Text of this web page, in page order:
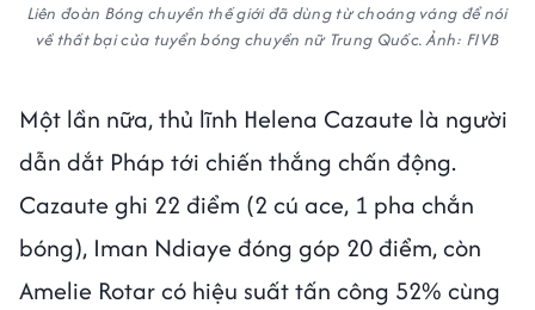
Liên đoàn Bóng chuyền thế giới đã dùng từ choáng váng để nói
về thất bại của tuyển bóng chuyền nữ Trung Quốc. Ảnh: FIVB
Một lần nữa, thủ lĩnh Helena Cazaute là người
dẫn dắt Pháp tới chiến thắng chấn động.
Cazaute ghi 22 điểm (2 cú ace, 1 pha chắn
bóng), Iman Ndiaye đóng góp 20 điểm, còn
Amelie Rotar có hiệu suất tấn công 52% cùng